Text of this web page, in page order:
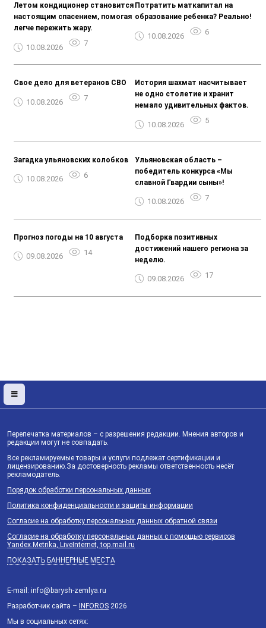
Летом кондиционер становится
настоящим спасением, помогая
легче пережить жару.
10.08.2026 7
Потратить маткапитал на
образование ребенка? Реально!
10.08.2026 6
Свое дело для ветеранов СВО
10.08.2026 7
История шахмат насчитывает
не одно столетие и хранит
немало удивительных фактов.
10.08.2026 5
Загадка ульяновских колобков
10.08.2026 6
Ульяновская область –
победитель конкурса «Мы
славной Гвардии сыны»!
10.08.2026 7
Прогноз погоды на 10 августа
09.08.2026 14
Подборка позитивных
достижений нашего региона за
неделю.
09.08.2026 17
Перепечатка материалов – с разрешения редакции. Мнения авторов и
редакции могут не совпадать.
Все рекламируемые товары и услуги подлежат сертификации и
лицензированию.За достоверность рекламы ответственность несёт
рекламодатель.
Порядок обработки персональных данных
Политика конфиденциальности и защиты информации
Согласие на обработку персональных данных обратной связи
Согласие на обработку персональных данных с помощью сервисов
Yandex.Metrika, LiveInternet, top.mail.ru
ПОКАЗАТЬ БАННЕРНЫЕ МЕСТА
E-mail: info@barysh-zemlya.ru
Разработчик сайта – INFOROS 2026
Мы в социальных сетях: